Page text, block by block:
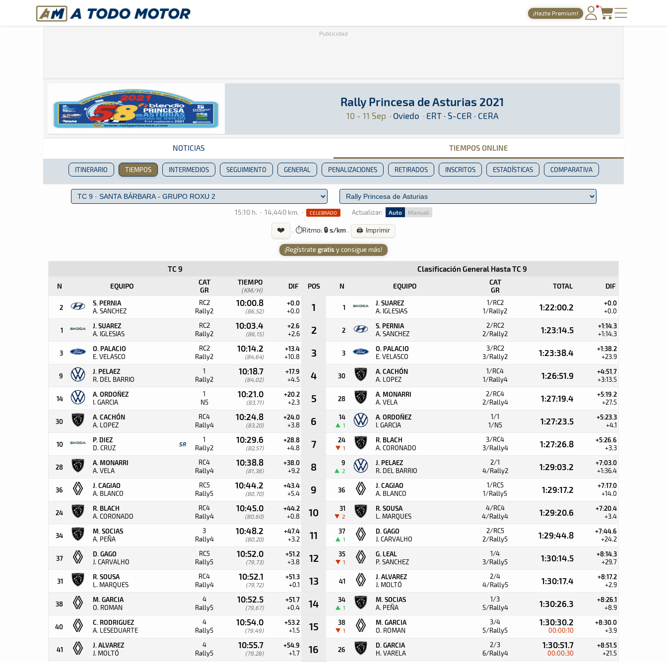
A Todo Motor· Revista del motor desde 1999 ¡Hazte Premium!
TIENDA
Revista del motor desde 1999
Publicidad
Rally Princesa de Asturias 2021
Rally Princesa de Asturias 2021
10 - 11 Sep · Oviedo · ERT · S-CER · CERA
Rally · Rally Princesa de Asturias 2021 · ERT · S-CER · CERA: Aquí podrás encontrar
NOTICIAS TIEMPOS ONLINE
ITINERARIO TIEMPOS INTERMEDIOS SEGUIMIENTO GENERAL PENALIZACIONES RETIRADOS INSCRITOS ESTADÍSTICAS COMPARATIVA
15:10 h. · 14,440 km. · CELEBRADO Actualizar: Auto Manual
❤️ · ⏱️Ritmo: 🔒 s/km · 🖨️ Imprimir
¡Regístrategratis y consigue más!
TC 9 Clasificación General Hasta TC 9
N EQUIPO
CAT
GR
TIEMPO
(KM/H) DIF POS N EQUIPO
CAT
GR
TOTAL DIF
2
S. PERNIA
A. SANCHEZ
RC2
Rally2
10:00.8
(86,52)
+0.0
+0.0 1 1
J. SUAREZ
A. IGLESIAS
1/RC2
1/Rally2
1:22:00.2 +0.0
+0.0
1
J. SUAREZ
A. IGLESIAS
RC2
Rally2
10:03.4
(86,15)
+2.6
+2.6 2 2
S. PERNIA
A. SANCHEZ
2/RC2
2/Rally2
1:23:14.5 +1:14.3
+1:14.3
3
O. PALACIO
E. VELASCO
RC2
Rally2
10:14.2
(84,64)
+13.4
+10.8 3 3
O. PALACIO
E. VELASCO
3/RC2
3/Rally2
1:23:38.4 +1:38.2
+23.9
9
J. PELAEZ
R. DEL BARRIO
1
Rally2
10:18.7
(84,02)
+17.9
+4.5 4 30
A. CACHÓN
A. LOPEZ
1/RC4
1/Rally4
1:26:51.9 +4:51.7
+3:13.5
14
A. ORDOÑEZ
I. GARCIA
1
N5
10:21.0
(83,71)
+20.2
+2.3 5 28
A. MONARRI
A. VELA
2/RC4
2/Rally4
1:27:19.4 +5:19.2
+27.5
30
A. CACHÓN
A. LOPEZ
RC4
Rally4
10:24.8
(83,20)
+24.0
+3.8 6 14
1
A. ORDOÑEZ
I. GARCIA
1/1
1/N5
1:27:23.5 +5:23.3
+4.1
10
P. DIEZ
D. CRUZ SR
1
Rally2
10:29.6
(82,57)
+28.8
+4.8 7 24
1
R. BLACH
A. CORONADO
3/RC4
3/Rally4
1:27:26.8 +5:26.6
+3.3
28
A. MONARRI
A. VELA
RC4
Rally4
10:38.8
(81,38)
+38.0
+9.2 8 9
2
J. PELAEZ
R. DEL BARRIO
2/1
4/Rally2
1:29:03.2 +7:03.0
+1:36.4
36
J. CAGIAO
A. BLANCO
RC5
Rally5
10:44.2
(80,70)
+43.4
+5.4 9 36
J. CAGIAO
A. BLANCO
1/RC5
1/Rally5
1:29:17.2 +7:17.0
+14.0
24
R. BLACH
A. CORONADO
RC4
Rally4
10:45.0
(80,60)
+44.2
+0.8 10 31
2
R. SOUSA
L. MARQUES
4/RC4
4/Rally4
1:29:20.6 +7:20.4
+3.4
34
M. SOCIAS
A. PEÑA
3
Rally4
10:48.2
(80,20)
+47.4
+3.2 11 37
1
D. GAGO
J. CARVALHO
2/RC5
2/Rally5
1:29:44.8 +7:44.6
+24.2
37
D. GAGO
J. CARVALHO
RC5
Rally5
10:52.0
(79,73)
+51.2
+3.8 12 35
1
G. LEAL
P. SANCHEZ
1/4
3/Rally5
1:30:14.5 +8:14.3
+29.7
31
R. SOUSA
L. MARQUES
RC4
Rally4
10:52.1
(79,72)
+51.3
+0.1 13 41
J. ALVAREZ
J. MOLTÓ
2/4
4/Rally5
1:30:17.4 +8:17.2
+2.9
38
M. GARCIA
O. ROMAN
4
Rally5
10:52.5
(79,67)
+51.7
+0.4 14 34
1
M. SOCIAS
A. PEÑA
1/3
5/Rally4
1:30:26.3 +8:26.1
+8.9
40
C. RODRIGUEZ
A. LESEDUARTE
4
Rally5
10:54.0
(79,49)
+53.2
+1.5 15 38
1
M. GARCIA
O. ROMAN
3/4
5/Rally5
1:30:30.2
00:00:10
+8:30.0
+3.9
41
J. ALVAREZ
J. MOLTÓ
4
Rally5
10:55.7
(79,28)
+54.9
+1.7 16 26
D. GARCIA
H. VARELA
2/3
6/Rally4
1:30:51.7
00:00:30
+8:51.5
+21.5